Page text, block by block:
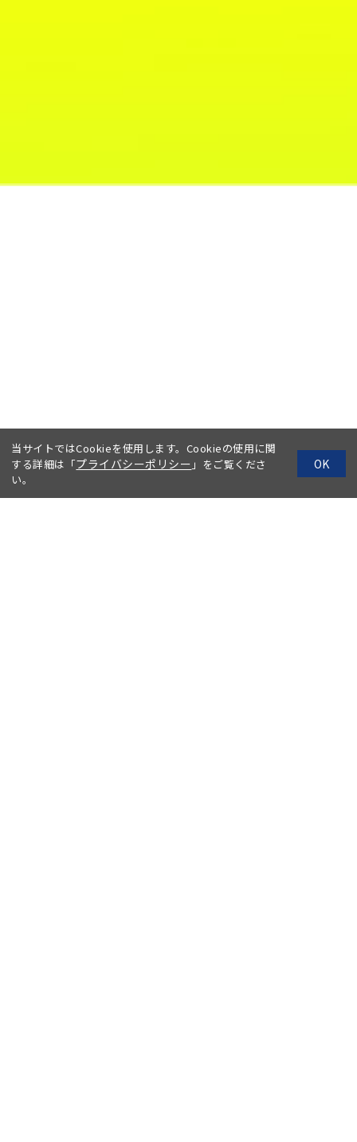
当サイトではCookieを使用します。Cookieの使用に関
する詳細は「プライバシーポリシー 」をご覧くださ
い。
OK